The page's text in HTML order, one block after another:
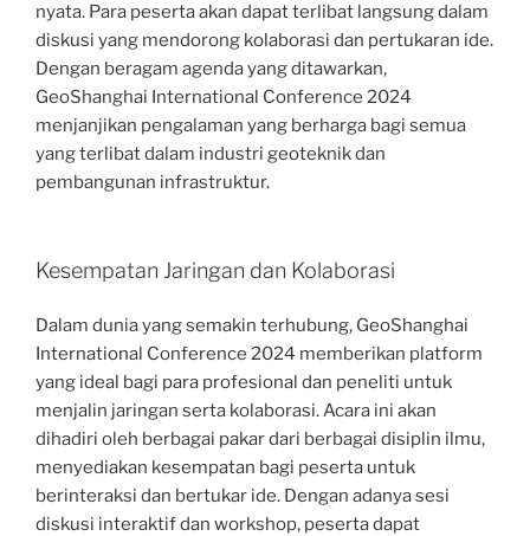
nyata. Para peserta akan dapat terlibat langsung dalam
diskusi yang mendorong kolaborasi dan pertukaran ide.
Dengan beragam agenda yang ditawarkan,
GeoShanghai International Conference 2024
menjanjikan pengalaman yang berharga bagi semua
yang terlibat dalam industri geoteknik dan
pembangunan infrastruktur.
Kesempatan Jaringan dan Kolaborasi
Dalam dunia yang semakin terhubung, GeoShanghai
International Conference 2024 memberikan platform
yang ideal bagi para profesional dan peneliti untuk
menjalin jaringan serta kolaborasi. Acara ini akan
dihadiri oleh berbagai pakar dari berbagai disiplin ilmu,
menyediakan kesempatan bagi peserta untuk
berinteraksi dan bertukar ide. Dengan adanya sesi
diskusi interaktif dan workshop, peserta dapat